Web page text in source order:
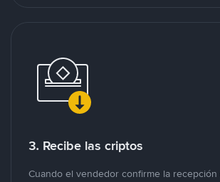
3. Recibe las criptos
Cuando el vendedor confirme la